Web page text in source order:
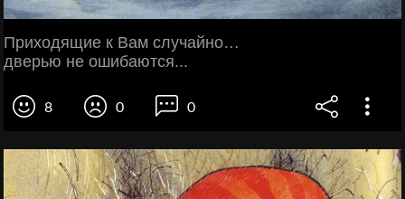
Приходящие к Вам случайно…
дверью не ошибаются...
8 0 0